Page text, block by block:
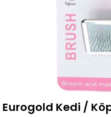
Eurogold Kedi /